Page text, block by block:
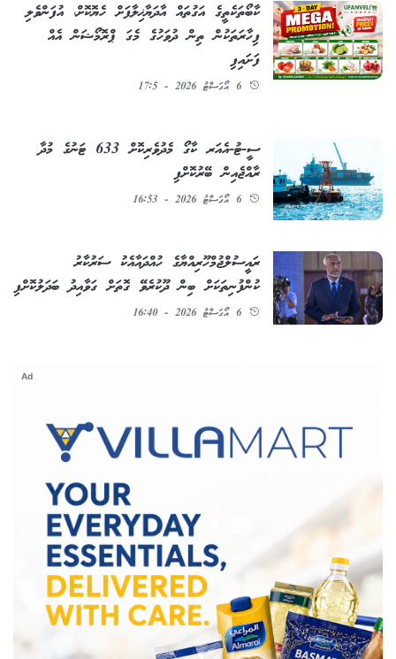
ކާބޯތަކެތީގެ އަގުތައް އާދަޔާޚިލާފަށް ހެޔޮކޮށް، އުފަންވެލި
ފިހާރަތަކުން ތިން ދުވަހުގެ މެގަ ޕްރޮމޯޝަން އެއް
ފަށައިފި
6 އޯގަސްޓު 2026 - 17:5
ސީ-ޓު-އެއަރ ކާގޯ މެދުވެރިކޮށް 633 ޓަނުގެ މުދާ
ރާއްޖެއިން ބޭރުކޮށްފި
6 އޯގަސްޓު 2026 - 16:53
ރައީސުލްޖުމްހޫރިއްޔާގެ ހުއްދައާއެކު ސަރުކާރު
ކުންފުނިތަކަށް ބިން ދޫކުރެވޭ ގޮތަށް ގަވާއިދު ބަދަލުކޮށްފި
6 އޯގަސްޓު 2026 - 16:40
Ad